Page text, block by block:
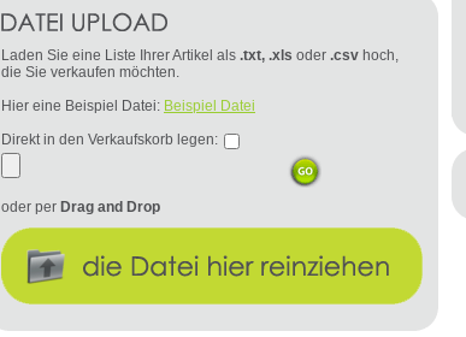
Laden Sie eine Liste Ihrer Artikel als .txt, .xls oder .csv hoch,
die Sie verkaufen möchten.
Hier eine Beispiel Datei: Beispiel Datei
Direkt in den Verkaufskorb legen:
oder per Drag and Drop